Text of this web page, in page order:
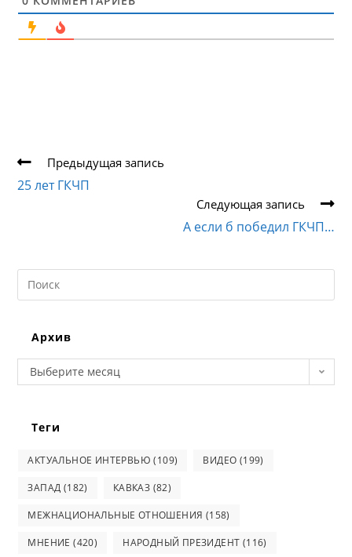
Еще
статьи
Предыдущая запись
25 лет ГКЧП
Следующая запись
А если б победил ГКЧП…
Search
this
Архив
Архив
Выберите месяц
Теги
АКТУАЛЬНОЕ ИНТЕРВЬЮ (109) ВИДЕО (199)
ЗАПАД (182) КАВКАЗ (82)
МЕЖНАЦИОНАЛЬНЫЕ ОТНОШЕНИЯ (158)
МНЕНИЕ (420) НАРОДНЫЙ ПРЕЗИДЕНТ (116)